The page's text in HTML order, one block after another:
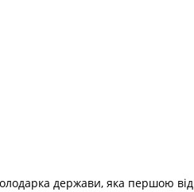
держави, яка першою від